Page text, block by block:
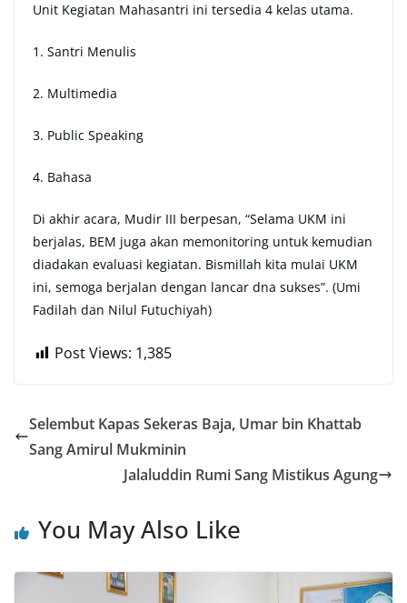
Unit Kegiatan Mahasantri ini tersedia 4 kelas utama.
1. Santri Menulis
2. Multimedia
3. Public Speaking
4. Bahasa
Di akhir acara, Mudir III berpesan, “Selama UKM ini
berjalas, BEM juga akan memonitoring untuk kemudian
diadakan evaluasi kegiatan. Bismillah kita mulai UKM
ini, semoga berjalan dengan lancar dna sukses”. (Umi
Fadilah dan Nilul Futuchiyah)
Post Views: 1,385
Selembut Kapas Sekeras Baja, Umar bin Khattab
Sang Amirul Mukminin
Jalaluddin Rumi Sang Mistikus Agung
You May Also Like